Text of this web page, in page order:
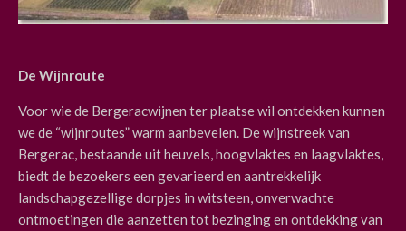
De Wijnroute
Voor wie de Bergeracwijnen ter plaatse wil ontdekken kunnen
we de “wijnroutes” warm aanbevelen. De wijnstreek van
Bergerac, bestaande uit heuvels, hoogvlaktes en laagvlaktes,
biedt de bezoekers een gevarieerd en aantrekkelijk
landschapgezellige dorpjes in witsteen, onverwachte
ontmoetingen die aanzetten tot bezinging en ontdekking van